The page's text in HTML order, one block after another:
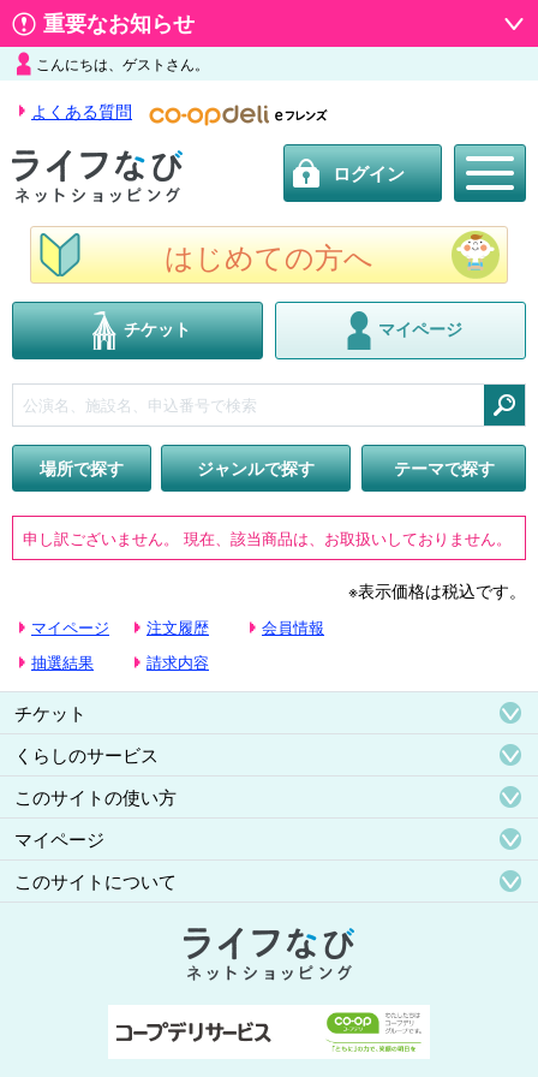
重要なお知らせ
こんにちは、ゲストさん。
よくある質問
ログイン
はじめての方へ
チケット マイページ
場所で探す
ジャンルで探す テーマで探す
申し訳ございません。 現在、該当商品は、お取扱いしておりません。
※表示価格は税込です。
マイページ 注文履歴
会員情報
抽選結果
請求内容
チケット
くらしのサービス
このサイトの使い方
マイページ
このサイトについて